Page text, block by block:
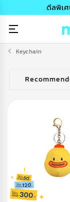
ดีลพิเศ
Keychain